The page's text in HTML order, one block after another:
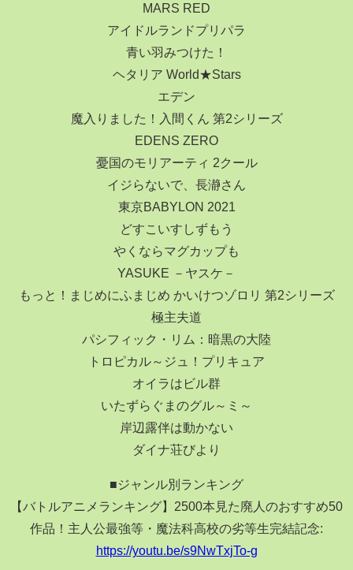
MARS RED
アイドルランドプリパラ
青い羽みつけた！
ヘタリア World★Stars
エデン
魔入りました！入間くん 第2シリーズ
EDENS ZERO
憂国のモリアーティ 2クール
イジらないで、長瀞さん
東京BABYLON 2021
どすこいすしずもう
やくならマグカップも
YASUKE －ヤスケ－
もっと！まじめにふまじめ かいけつゾロリ 第2シリーズ
極主夫道
パシフィック・リム：暗黒の大陸
トロピカル～ジュ！プリキュア
オイラはビル群
いたずらぐまのグル～ミ～
岸辺露伴は動かない
ダイナ荘びより
■ジャンル別ランキング
【バトルアニメランキング】2500本見た廃人のおすすめ50
作品！主人公最強等・魔法科高校の劣等生完結記念:
https://youtu.be/s9NwTxjTo-g